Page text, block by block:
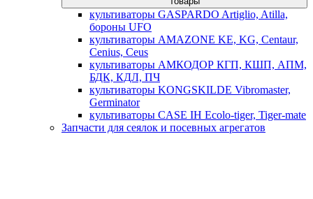
культиваторы GASPARDO Artiglio, Atilla,
бороны UFO
культиваторы AMAZONE KE, KG, Centaur,
Cenius, Ceus
культиваторы АМКОДОР КГП, КШП, АПМ,
БДК, КДЛ, ПЧ
культиваторы KONGSKILDE Vibromaster,
Germinator
культиваторы CASE IH Ecolo-tiger, Tiger-mate
Запчасти для сеялок и посевных агрегатов